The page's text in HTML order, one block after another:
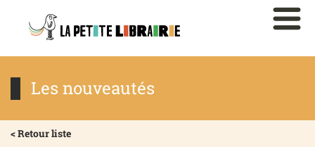
Les nouveautés
< Retour liste